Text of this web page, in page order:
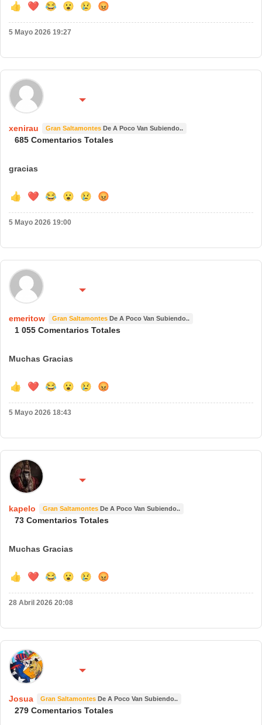
👍 ❤️ 😂 😮 😢 😡
5 Mayo 2026 19:27
xenirau Gran Saltamontes De A Poco Van Subiendo..
685 Comentarios Totales
gracias
👍 ❤️ 😂 😮 😢 😡
5 Mayo 2026 19:00
emeritow Gran Saltamontes De A Poco Van Subiendo..
1 055 Comentarios Totales
Muchas Gracias
👍 ❤️ 😂 😮 😢 😡
5 Mayo 2026 18:43
kapelo Gran Saltamontes De A Poco Van Subiendo..
73 Comentarios Totales
Muchas Gracias
👍 ❤️ 😂 😮 😢 😡
28 Abril 2026 20:08
Josua Gran Saltamontes De A Poco Van Subiendo..
279 Comentarios Totales